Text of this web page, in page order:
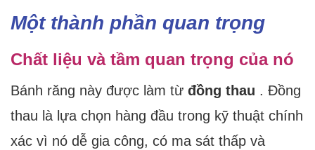
Một thành phần quan trọng
Chất liệu và tầm quan trọng của nó
Bánh răng này được làm từ đồng thau . Đồng
thau là lựa chọn hàng đầu trong kỹ thuật chính
xác vì nó dễ gia công, có ma sát thấp và